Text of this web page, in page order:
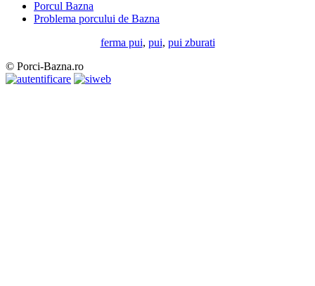
Porcul Bazna
Problema porcului de Bazna
ferma pui, pui, pui zburati
© Porci-Bazna.ro